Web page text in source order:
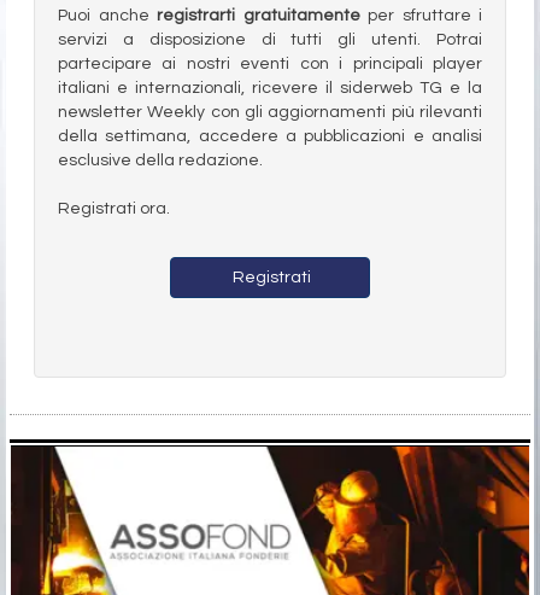
Puoi anche registrarti gratuitamenteper sfruttare i
servizi a disposizione di tutti gli utenti. Potrai
partecipare ai nostri eventi con i principali player
italiani e internazionali, ricevere il siderweb TG e la
newsletter Weekly con gli aggiornamenti più rilevanti
della settimana, accedere a pubblicazioni e analisi
esclusive della redazione.
Registrati ora.
Registrati